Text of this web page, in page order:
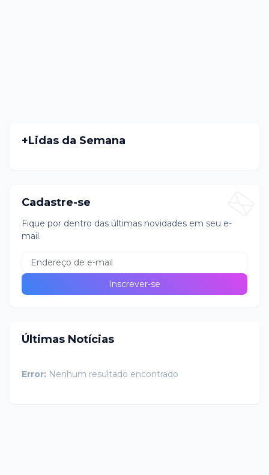
+Lidas da Semana
Cadastre-se
Fique por dentro das últimas novidades em seu e-
mail.
Últimas Notícias
Error: Nenhum resultado encontrado